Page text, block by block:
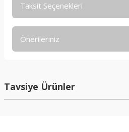
Taksit Seçenekleri
Önerileriniz
kullanarak tarafımıza iletebilirsiniz.
Görüş ve önerileriniz için teşekkür
Tavsiye Ürünler